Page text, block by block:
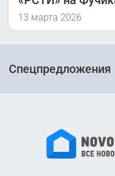
13 марта 2026
Спецпредложения